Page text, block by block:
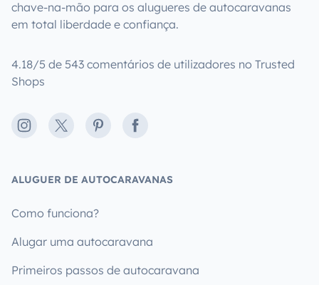
chave-na-mão para os alugueres de autocaravanas
em total liberdade e confiança.
4.18/5 de 543 comentários de utilizadores no Trusted
Shops
Instagram
X PinterestFacebook
ALUGUER DE AUTOCARAVANAS
Como funciona?
Alugar uma autocaravana
Primeiros passos de autocaravana